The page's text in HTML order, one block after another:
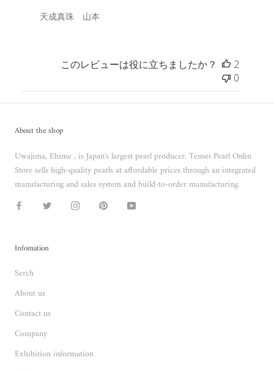
天成真珠　山本
このレビューは役に立ちましたか？
2
0
About the shop
Uwajima, Ehime , is Japan's largest pearl producer. Tensei Pearl Onlin
Store sells high-quality pearls at affordable prices through an integrated
manufacturing and sales system and build-to-order manufacturing.
Infomation
Serch
About us
Contact us
Company
Exhibition information